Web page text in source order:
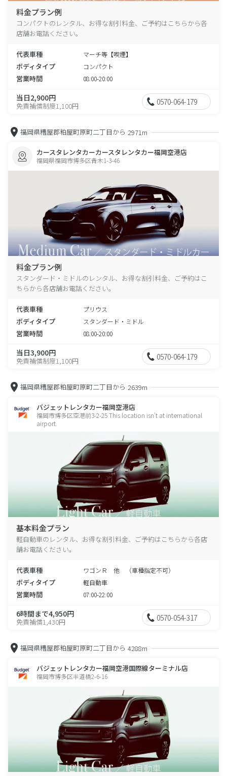
料金プラン例
コンパクトのレンタル、お得な割引料金、ご予約はこちらから各
店舗お電話ください。
代表車種 マーチ等【喫煙】
ボディタイプ コンパクト
営業時間 08:00-20:00
当日2,900円
免責補償制度1,100円 0570-064-179
福岡県糟屋郡粕屋町原町二丁目から 2971m
カースタレンタカーカースタレンタカー福岡空港店
福岡県福岡市博多区青木1-3-46
料金プラン例
スタンダード・ミドルのレンタル、お得な割引料金、ご予約はこ
ちらから各店舗お電話ください。
代表車種 プリウス
ボディタイプ スタンダード・ミドル
営業時間 08:00-20:00
当日3,900円
免責補償制度1,100円 0570-064-179
福岡県糟屋郡粕屋町原町二丁目から 2639m
バジェットレンタカー福岡空港店
福岡市博多区空港前3-2-25 This location isn't at international
airport.
基本料金プラン
軽自動車のレンタル、お得な割引料金、ご予約はこちらから各店
舗お電話ください。
代表車種 ワゴンＲ 他 （車種指定不可）
ボディタイプ 軽自動車
営業時間 07:00-22:00
6時間まで4,950円
免責補償1,430円 0570-054-317
福岡県糟屋郡粕屋町原町二丁目から 4288m
バジェットレンタカー福岡空港国際線ターミナル店
福岡市博多区半道橋2-6-16